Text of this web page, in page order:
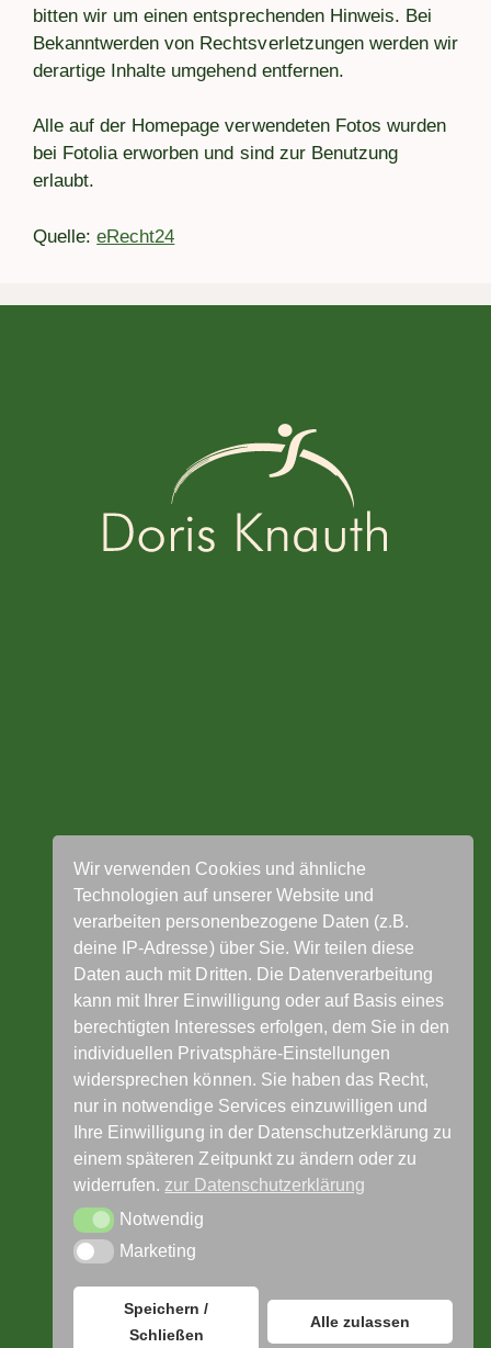
bitten wir um einen entsprechenden Hinweis. Bei
Bekanntwerden von Rechtsverletzungen werden wir
derartige Inhalte umgehend entfernen.
Alle auf der Homepage verwendeten Fotos wurden
bei Fotolia erworben und sind zur Benutzung
erlaubt.
Quelle:eRecht24
Doris Knauth
Heilpraktikerin · Systemaufstellerin
im Gesundheitszentrum Hofgut Habitzheim
Schlossgasse 7, 64853 Otzberg
Telefon: 06162-9440093
zur Anfahrtsbeschreibung
Impressum Datenschutzerklärung Kontakt
Wir verwenden Cookies und ähnliche
Technologien auf unserer Website und
verarbeiten personenbezogene Daten (z.B.
deine IP-Adresse) über Sie. Wir teilen diese
Daten auch mit Dritten. Die Datenverarbeitung
kann mit Ihrer Einwilligung oder auf Basis eines
berechtigten Interesses erfolgen, dem Sie in den
individuellen Privatsphäre-Einstellungen
widersprechen können. Sie haben das Recht,
nur in notwendige Services einzuwilligen und
Ihre Einwilligung in der Datenschutzerklärung zu
einem späteren Zeitpunkt zu ändern oder zu
widerrufen. zur Datenschutzerklärung
NotwendigNotwendig
MarketingMarketing
Speichern /
Schließen
Alle zulassen